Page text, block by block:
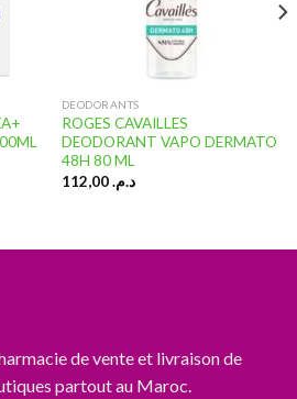
DEODORANTS
ROGES CAVAILLES
DEODORANT VAPO DERMATO
48H 80 ML
د.م.112,00
de vente et livraison de
partout au Maroc.